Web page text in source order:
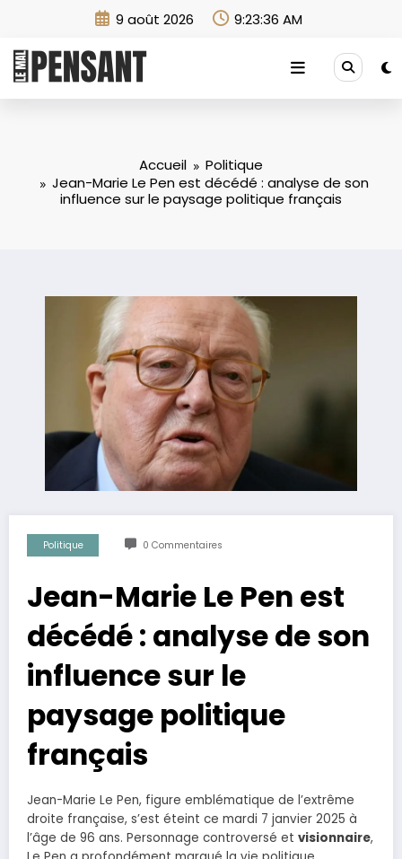
9 août 2026 9:23:37 AM
Accueil
Politique
Jean-Marie Le Pen est décédé : analyse de son
influence sur le paysage politique français
Politique 0 Commentaires
Jean-Marie Le Pen est
décédé : analyse de son
influence sur le
paysage politique
français
Jean-Marie Le Pen, figure emblématique de l’extrême
droite française, s’est éteint ce mardi 7 janvier 2025 à
l’âge de 96 ans. Personnage controversé et visionnaire,